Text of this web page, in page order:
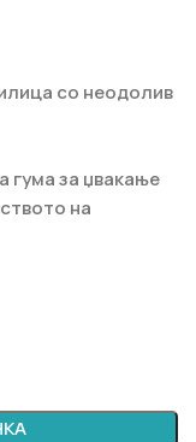
со неодолив
гума за џвакање
на